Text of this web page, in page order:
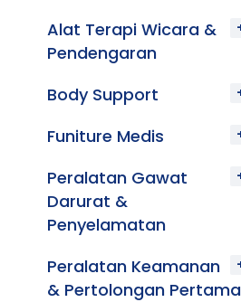
Alat Terapi Wicara &
Pendengaran
Body Support
Funiture Medis
Peralatan Gawat
Darurat &
Penyelamatan
Peralatan Keamanan
& Pertolongan Pertama